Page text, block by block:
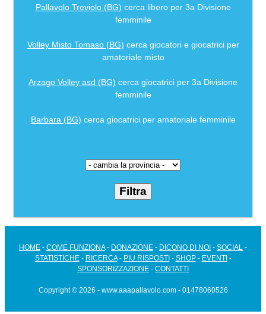
Pallavolo Treviolo (BG) cerca libero per 3a Divisione
femminile
Volley Misto Tomaso (BG) cerca giocatori e giocatrici per
amatoriale misto
Arzago Volley asd (BG) cerca giocatrici per 3a Divisione
femminile
Barbara (BG) cerca giocatrici per amatoriale femminile
HOME - COME FUNZIONA- DONAZIONE - DICONO DI NOI - SOCIAL -
STATISTICHE- RICERCA- PIU RISPOSTI - SHOP- EVENTI -
SPONSORIZZAZIONE - CONTATTI
Copyright © 2026 - www.aaapallavolo.com - 01478060526